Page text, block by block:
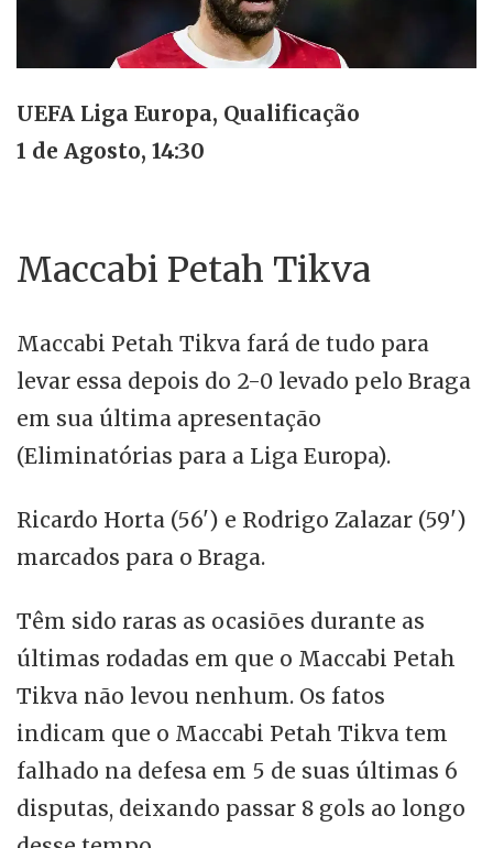
UEFA Liga Europa, Qualificação
1 de Agosto, 14:30
Maccabi Petah Tikva
Maccabi Petah Tikva fará de tudo para
levar essa depois do 2-0 levado pelo Braga
em sua última apresentação
(Eliminatórias para a Liga Europa).
Ricardo Horta (56') e Rodrigo Zalazar (59')
marcados para o Braga.
Têm sido raras as ocasiões durante as
últimas rodadas em que o Maccabi Petah
Tikva não levou nenhum. Os fatos
indicam que o Maccabi Petah Tikva tem
falhado na defesa em 5 de suas últimas 6
disputas, deixando passar 8 gols ao longo